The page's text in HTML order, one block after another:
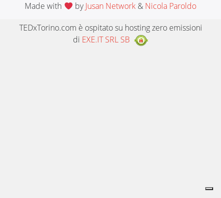
Made with
byJusan Network& Nicola Paroldo
TEDxTorino.com è ospitato su hosting zero emissioni
di EXE.IT SRL SB